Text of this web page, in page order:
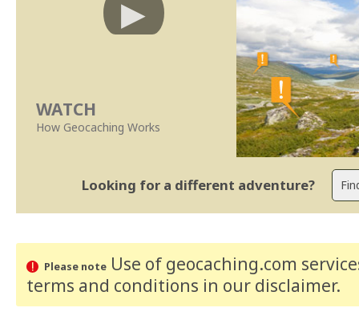
WATCH
How Geocaching Works
Looking for a different adventure?
Please noteUse of geocaching.com
terms and conditions in our disclaimer.